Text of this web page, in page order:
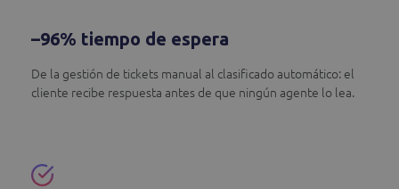
–96% tiempo de espera
De la gestión de tickets manual al clasificado automático: el
cliente recibe respuesta antes de que ningún agente lo lea.